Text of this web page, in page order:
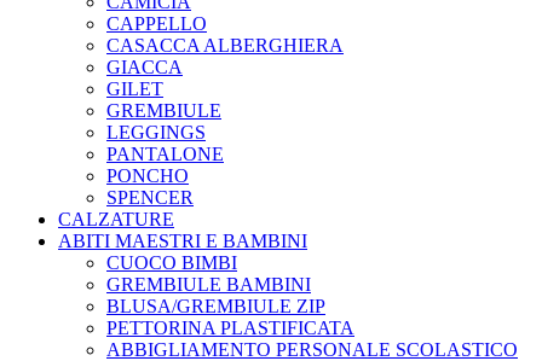
CAPPELLO
CASACCA ALBERGHIERA
GIACCA
GILET
GREMBIULE
LEGGINGS
PANTALONE
PONCHO
SPENCER
CALZATURE
ABITI MAESTRI E BAMBINI
CUOCO BIMBI
GREMBIULE BAMBINI
BLUSA/GREMBIULE ZIP
PETTORINA PLASTIFICATA
ABBIGLIAMENTO PERSONALE SCOLASTICO